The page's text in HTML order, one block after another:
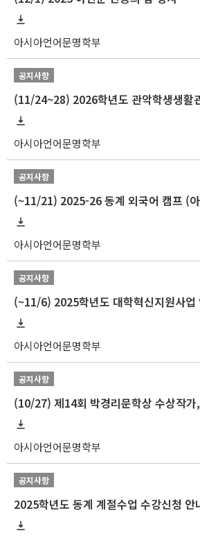
아시아언어문명학부
공지사항
아시아언어문명학부
공지사항
(~11/21) 2025-26 동계 외국어 캠프 (
아시아언어문명학부
공지사항
아시아언어문명학부
공지사항
아시아언어문명학부
공지사항
2025학년도 동계 계절수업 수강신청 안